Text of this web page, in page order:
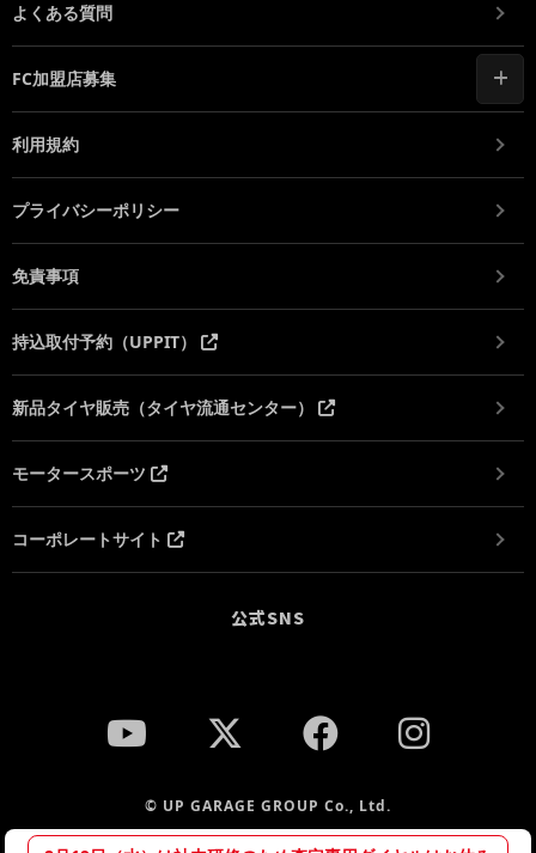
よくある質問
FC加盟店募集
利用規約
プライバシーポリシー
免責事項
持込取付予約（UPPIT）
新品タイヤ販売（タイヤ流通センター）
モータースポーツ
コーポレートサイト
公式SNS
© UP GARAGE GROUP Co., Ltd.